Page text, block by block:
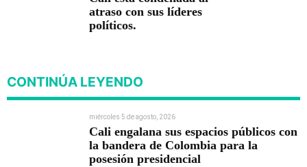
atraso con sus líderes
políticos.
CONTINÚA LEYENDO
miércoles 5 de agosto, 2026
Cali engalana sus espacios públicos con
la bandera de Colombia para la
posesión presidencial